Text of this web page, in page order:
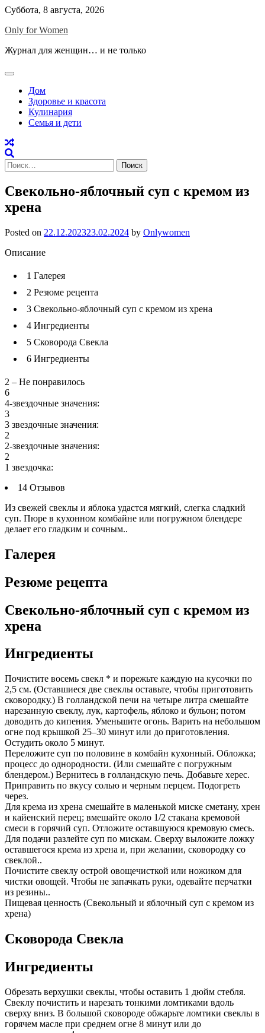
Skip
content
Суббота, 8 августа, 2026
Only for Women
Журнал для женщин… и не только
Дом
Здоровье и красота
Кулинария
Семья и дети
Найти:
Свекольно-яблочный суп с кремом из
хрена
Posted on 22.12.202323.02.2024 by Onlywomen
Описание
1 Галерея
2 Резюме рецепта
3 Свекольно-яблочный суп с кремом из хрена
4 Ингредиенты
5 Сковорода Свекла
6 Ингредиенты
2 – Не понравилось
6
4-звездочные значения:
3
3 звездочные значения:
2
2-звездочные значения:
2
1 звездочка:
14 Отзывов
Из свежей свеклы и яблока удастся мягкий, слегка сладкий
суп. Пюре в кухонном комбайне или погружном блендере
делает его гладким и сочным..
Галерея
Резюме рецепта
Свекольно-яблочный суп с кремом из
хрена
Ингредиенты
Почистите восемь свекл * и порежьте каждую на кусочки по
2,5 см. (Оставшиеся две свеклы оставьте, чтобы приготовить
сковородку.) В голландской печи на четыре литра смешайте
нарезанную свеклу, лук, картофель, яблоко и бульон; потом
доводить до кипения. Уменьшите огонь. Варить на небольшом
огне под крышкой 25–30 минут или до приготовления.
Остудить около 5 минут.
Переложите суп по половине в комбайн кухонный. Обложка;
процесс до однородности. (Или смешайте с погружным
блендером.) Вернитесь в голландскую печь. Добавьте херес.
Приправить по вкусу солью и черным перцем. Подогреть
через.
Для крема из хрена смешайте в маленькой миске сметану, хрен
и кайенский перец; вмешайте около 1/2 стакана кремовой
смеси в горячий суп. Отложите оставшуюся кремовую смесь.
Для подачи разлейте суп по мискам. Сверху выложите ложку
оставшегося крема из хрена и, при желании, сковородку со
свеклой..
Почистите свеклу острой овощечисткой или ножиком для
чистки овощей. Чтобы не запачкать руки, одевайте перчатки
из резины..
Пищевая ценность (Свекольный и яблочный суп с кремом из
хрена)
Сковорода Свекла
Ингредиенты
Обрезать верхушки свеклы, чтобы оставить 1 дюйм стебля.
Свеклу почистить и нарезать тонкими ломтиками вдоль
сверху вниз. В большой сковороде обжарьте ломтики свеклы в
горячем масле при среднем огне 8 минут или до